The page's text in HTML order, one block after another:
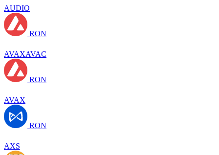
AUDIO
RON
AVAXAVAC
RON
AVAX
RON
AXS